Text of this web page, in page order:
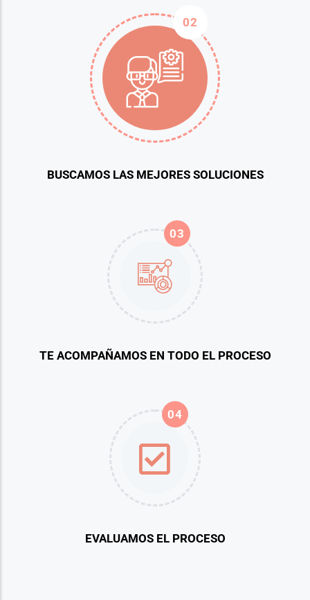
02
BUSCAMOS LAS MEJORES SOLUCIONES
03
TE ACOMPAÑAMOS EN TODO EL PROCESO
04
EVALUAMOS EL PROCESO